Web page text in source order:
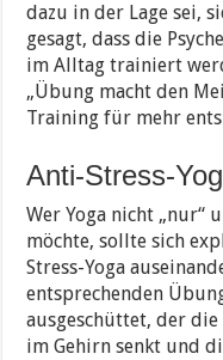
dazu in der Lage sei,
gesagt, dass die
im Alltag trainiert
„Übung macht den
Training für mehr
Anti-Stress-
Wer Yoga nicht „nur“
möchte, sollte sich
Stress-Yoga
entsprechenden
ausgeschüttet, der
im Gehirn senkt und